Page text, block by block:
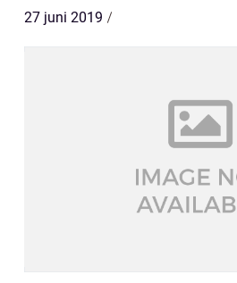
27 juni 2019